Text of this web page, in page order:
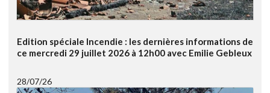
Edition spéciale Incendie : les dernières informations de
ce mercredi 29 juillet 2026 à 12h00 avec Emilie Gebleux
28/07/26